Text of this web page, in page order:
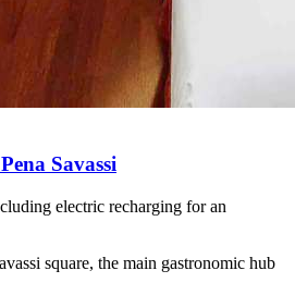
Savassi
electric recharging for an
square, the main gastronomic hub